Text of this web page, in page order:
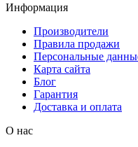
Информация
Производители
Правила продажи
Персональные
Карта сайта
Блог
Гарантия
Доставка и оплата
О нас